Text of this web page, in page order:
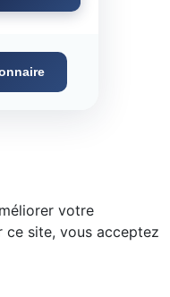
votre
ce site, vous acceptez